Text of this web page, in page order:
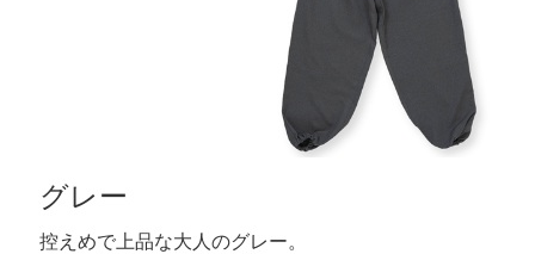
グレー
控えめで上品な大人のグレー。